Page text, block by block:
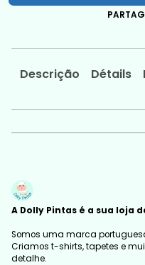
Descrição Détails
A Dolly Pintas é a sua loja
Somos uma marca
Criamos t-shirts, tapetes e
detalhe.